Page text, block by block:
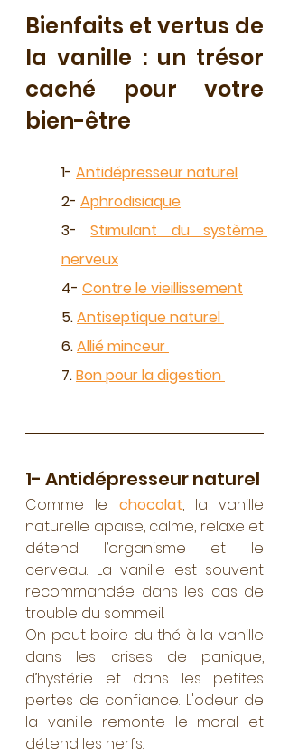
Bienfaits et vertus de
la vanille : un trésor
caché pour votre
bien-être
1- Antidépresseur naturel
2- Aphrodisiaque
3- Stimulant du système
nerveux
4- Contre le vieillissement
5. Antiseptique naturel
6. Allié minceur
7. Bon pour la digestion
1- Antidépresseur naturel
Comme le chocolat, la vanille
naturelle apaise, calme, relaxe et
détend l’organisme et le
cerveau. La vanille est souvent
recommandée dans les cas de
trouble du sommeil.
On peut boire du thé à la vanille
dans les crises de panique,
d’hystérie et dans les petites
pertes de confiance. L'odeur de
la vanille remonte le moral et
détend les nerfs.